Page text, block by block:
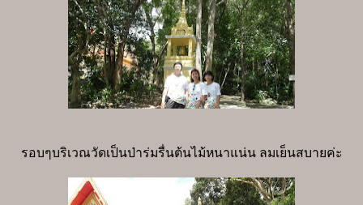
รอบๆบริเวณวัดเป็นป่าร่มรื่นต้นไม้หนาแน่น ลมเย็นสบายค่ะ